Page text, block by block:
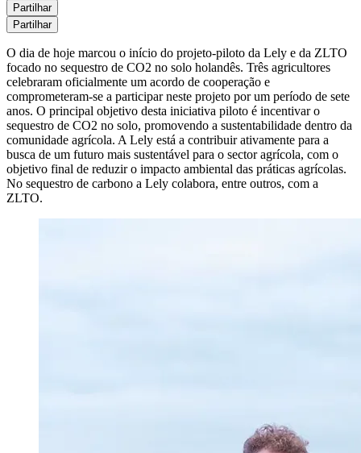
Partilhar
Partilhar
O dia de hoje marcou o início do projeto-piloto da Lely e da ZLTO
focado no sequestro de CO2 no solo holandês. Três agricultores
celebraram oficialmente um acordo de cooperação e
comprometeram-se a participar neste projeto por um período de sete
anos. O principal objetivo desta iniciativa piloto é incentivar o
sequestro de CO2 no solo, promovendo a sustentabilidade dentro da
comunidade agrícola. A Lely está a contribuir ativamente para a
busca de um futuro mais sustentável para o sector agrícola, com o
objetivo final de reduzir o impacto ambiental das práticas agrícolas.
No sequestro de carbono a Lely colabora, entre outros, com a
ZLTO.